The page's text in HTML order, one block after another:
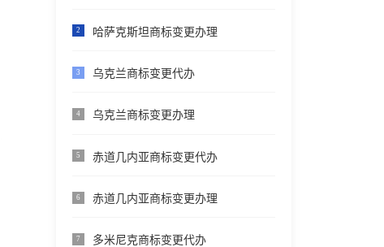
2 哈萨克斯坦商标变更办理
3 乌克兰商标变更代办
4 乌克兰商标变更办理
5 赤道几内亚商标变更代办
6 赤道几内亚商标变更办理
7 多米尼克商标变更代办